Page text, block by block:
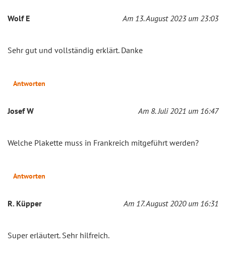
Wolf E Am 13. August 2023 um 23:03
Sehr gut und vollständig erklärt. Danke
Antworten
Josef W Am 8. Juli 2021 um 16:47
Welche Plakette muss in Frankreich mitgeführt werden?
Antworten
R. Küpper Am 17. August 2020 um 16:31
Super erläutert. Sehr hilfreich.